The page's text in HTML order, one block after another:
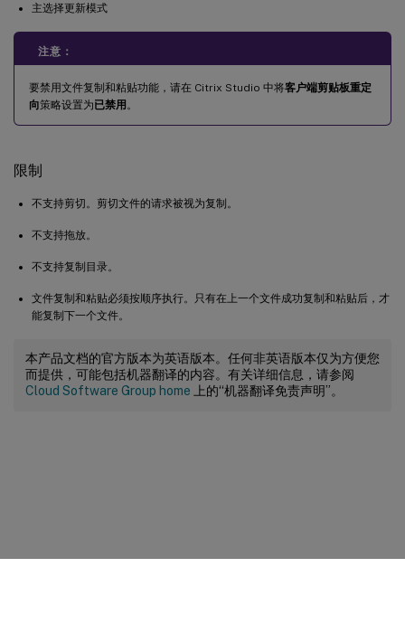
主选择更新模式
注意：
要禁用文件复制和粘贴功能，请在 Citrix Studio 中将客户端剪贴板重定
向策略设置为已禁用 。
限制
不支持剪切。剪切文件的请求被视为复制。
不支持拖放。
不支持复制目录。
文件复制和粘贴必须按顺序执行。只有在上一个文件成功复制和粘贴后，才
能复制下一个文件。
本产品文档的官方版本为英语版本。任何非英语版本仅为方便您
而提供，可能包括机器翻译的内容。有关详细信息，请参阅
Cloud Software Group home 上的“机器翻译免责声明”。